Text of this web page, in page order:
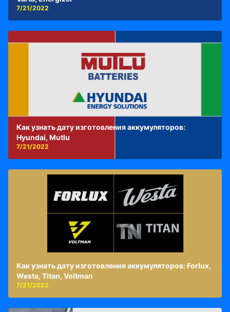
7/21/2022
Как узнать дату изготовления аккумуляторов:
Hyundai, Mutlu
7/21/2022
Как узнать дату изготовления аккумуляторов: Forlux,
Westa, Titan, Voltman
7/21/2022